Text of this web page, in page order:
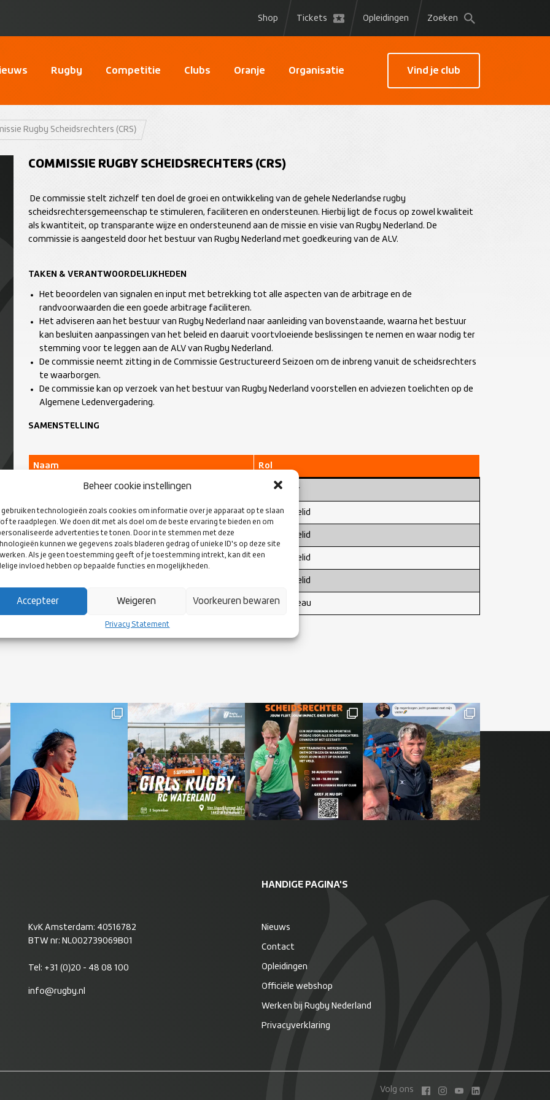
Beheer cookie instellingen
gebruiken technologieën zoals cookies om informatie over je apparaat op te slaan
te raadplegen. We doen dit met als doel om de beste ervaring te bieden en om
advertenties te tonen. Door in te stemmen met deze
kunnen we gegevens zoals bladeren gedrag of unieke ID's op deze site
Als je geen toestemming geeft of je toestemming intrekt, kan dit een
invloed hebben op bepaalde functies en mogelijkheden.
Accepteer Weigeren Voorkeuren bewaren
Privacy Statement
Shop Tickets Opleidingen Zoeken
Rugby Competitie Clubs Oranje Organisatie Vind je club
Rugby Scheidsrechters (CRS)
COMMISSIE RUGBY SCHEIDSRECHTERS (CRS)
De commissie stelt zichzelf ten doel de groei en ontwikkeling van de gehele Nederlandse rugby
scheidsrechtersgemeenschap te stimuleren, faciliteren en ondersteunen. Hierbij ligt de focus op zowel kwaliteit
als kwantiteit, op transparante wijze en ondersteunend aan de missie en visie van Rugby Nederland. De
commissie is aangesteld door het bestuur van Rugby Nederland met goedkeuring van de ALV.
TAKEN & VERANTWOORDELIJKHEDEN
Het beoordelen van signalen en input met betrekking tot alle aspecten van de arbitrage en de
randvoorwaarden die een goede arbitrage faciliteren.
Het adviseren aan het bestuur van Rugby Nederland naar aanleiding van bovenstaande, waarna het bestuur
kan besluiten aanpassingen van het beleid en daaruit voortvloeiende beslissingen te nemen en waar nodig ter
stemming voor te leggen aan de ALV van Rugby Nederland.
De commissie neemt zitting in de Commissie Gestructureerd Seizoen om de inbreng vanuit de scheidsrechters
te waarborgen.
De commissie kan op verzoek van het bestuur van Rugby Nederland voorstellen en adviezen toelichten op de
Algemene Ledenvergadering.
SAMENSTELLING
Naam Rol
Voorzitter
Rutger van Faassen Commissielid
Rinske Huijser van Reenen Commissielid
Annabell van der Spek-Hansmeier Commissielid
Commissielid
Bondsbureau
KvK Amsterdam: 40516782
BTW nr: NL002739069B01
Tel: +31 (0)20 - 48 08 100
info@rugby.nl
HANDIGE PAGINA'S
Nieuws
Contact
Opleidingen
Officiële webshop
Werken bij Rugby Nederland
Privacyverklaring
Volg ons